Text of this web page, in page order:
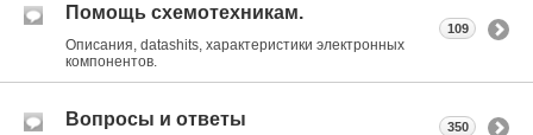
Помощь схемотехникам.
Описания, datashits, характеристики электронных
компонентов.
109
Вопросы и ответы 350